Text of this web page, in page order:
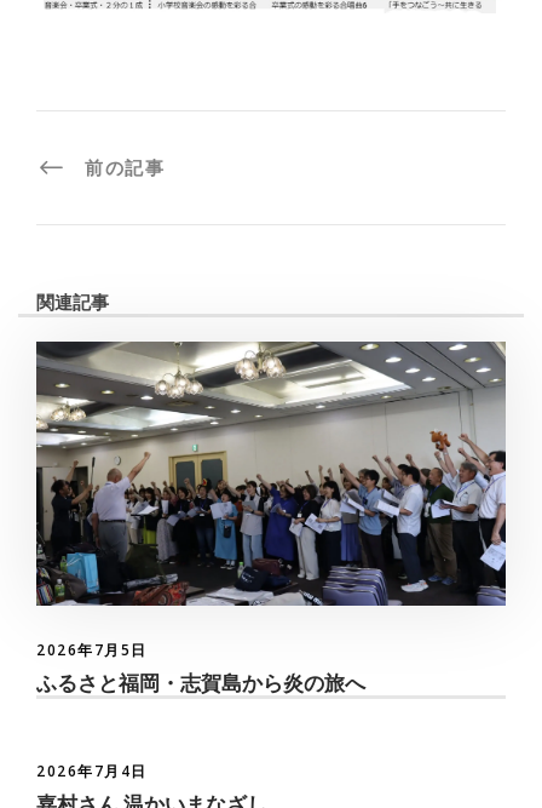
前の記事
関連記事
2026年7月5日
ふるさと福岡・志賀島から炎の旅へ
2026年7月4日